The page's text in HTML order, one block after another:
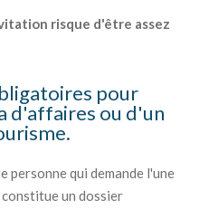
risque d'être assez
pour
d'affaires ou d'un
personne qui demande l'une
un dossier